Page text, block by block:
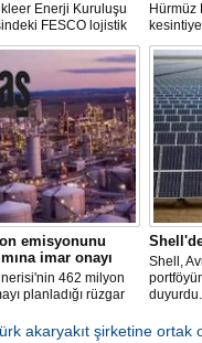
Enerji Kuruluşu
FESCO lojistik
üzerinden yapılacak
yeni taleplerin
durdurdu.
Hürmüz
arzında
deniz
çıkardı.
emisyonunu
imar onayı
462 milyon
planladığı rüzgar
imar planı
Shell,
duyurdu.
akaryakıt şirketine ortak